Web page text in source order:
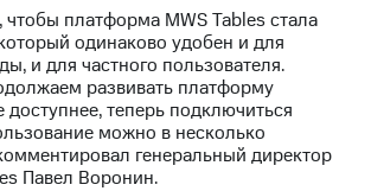
платформа MWS Tables стала
одинаково удобен и для
и для частного пользователя.
развивать платформу
теперь подключиться
можно в несколько
генеральный директор
Павел Воронин.